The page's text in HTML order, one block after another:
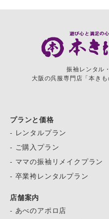
振袖レンタル
大阪の呉服専門店「本き
プランと価格
- レンタルプラン
- ご購入プラン
- ママの振袖リメイクプラン
- 卒業袴レンタルプラン
店舗案内
- あべのアポロ店